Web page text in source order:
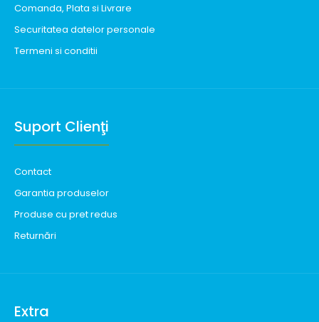
Comanda, Plata si Livrare
Securitatea datelor personale
Termeni si conditii
Suport Clienţi
Contact
Garantia produselor
Produse cu pret redus
Returnări
Extra